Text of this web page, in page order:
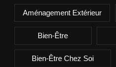
Aménagement Extérieur
Bien-Être
Bien-Être Chez Soi